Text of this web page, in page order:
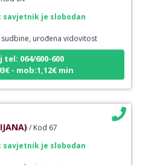
urođena vidovitost
tel: 064/600-600
- mob:1,12€ min
savjetnik je slobodan
tarot